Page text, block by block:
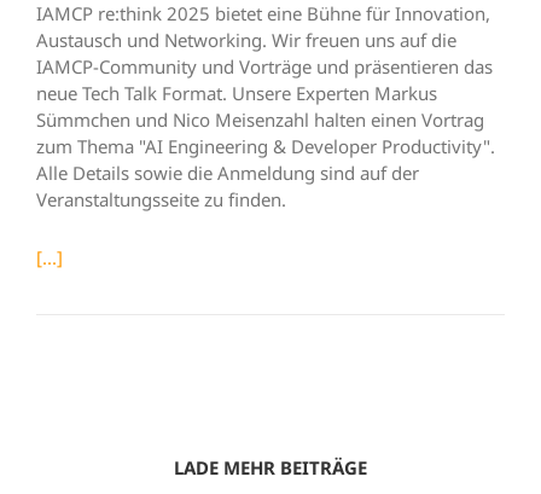
IAMCP re:think 2025 bietet eine Bühne für Innovation,
Austausch und Networking. Wir freuen uns auf die
IAMCP-Community und Vorträge und präsentieren das
neue Tech Talk Format. Unsere Experten Markus
Sümmchen und Nico Meisenzahl halten einen Vortrag
zum Thema "AI Engineering & Developer Productivity".
Alle Details sowie die Anmeldung sind auf der
Veranstaltungsseite zu finden.
[...]
LADE MEHR BEITRÄGE